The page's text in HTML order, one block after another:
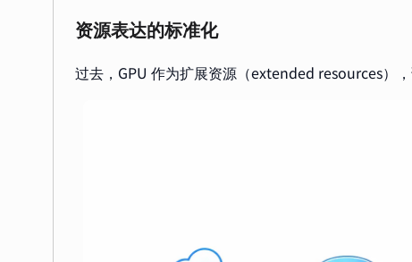
资源表达的标准化
过去，GPU 作为扩展资源（extended resources）